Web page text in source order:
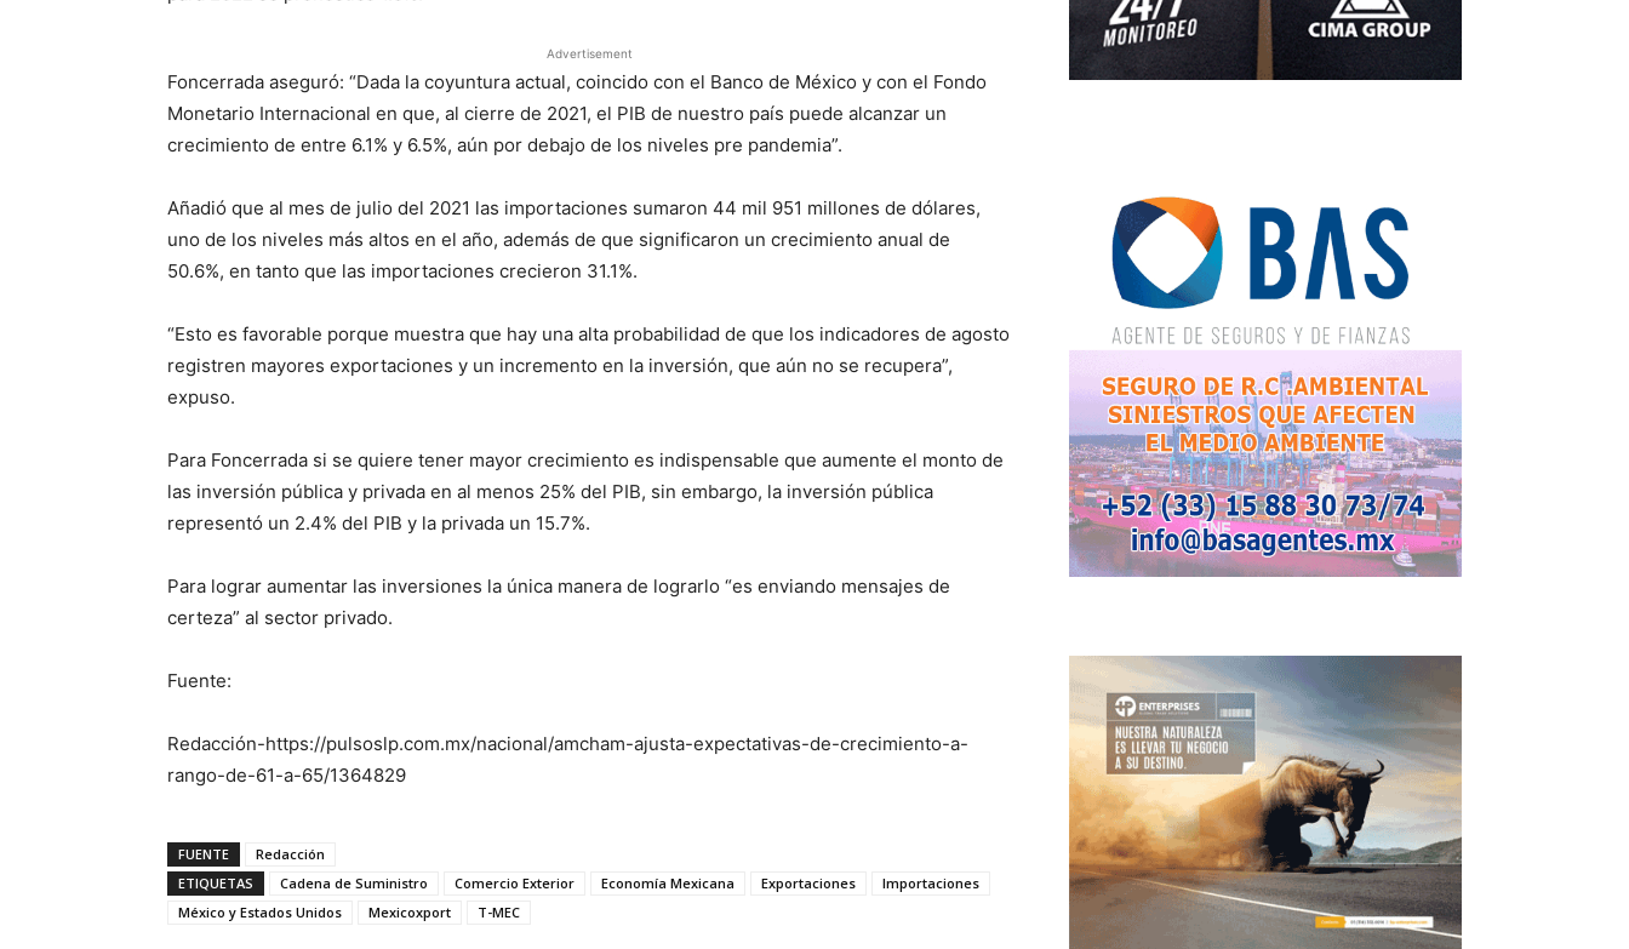
Advertisement
Foncerrada aseguró: “Dada la coyuntura actual, coincido con el Banco de México y con el Fondo
Monetario Internacional en que, al cierre de 2021, el PIB de nuestro país puede alcanzar un
crecimiento de entre 6.1% y 6.5%, aún por debajo de los niveles pre pandemia”.
Añadió que al mes de julio del 2021 las importaciones sumaron 44 mil 951 millones de dólares,
uno de los niveles más altos en el año, además de que significaron un crecimiento anual de
50.6%, en tanto que las importaciones crecieron 31.1%.
“Esto es favorable porque muestra que hay una alta probabilidad de que los indicadores de agosto
registren mayores exportaciones y un incremento en la inversión, que aún no se recupera”,
expuso.
Para Foncerrada si se quiere tener mayor crecimiento es indispensable que aumente el monto de
las inversión pública y privada en al menos 25% del PIB, sin embargo, la inversión pública
representó un 2.4% del PIB y la privada un 15.7%.
Para lograr aumentar las inversiones la única manera de lograrlo “es enviando mensajes de
certeza” al sector privado.
Fuente:
Redacción-https://pulsoslp.com.mx/nacional/amcham-ajusta-expectativas-de-crecimiento-a-
rango-de-61-a-65/1364829
FUENTE
Redacción
ETIQUETAS
Cadena de Suministro Comercio Exterior Economía Mexicana Exportaciones
Importaciones
México y Estados Unidos
Mexicoxport T-MEC